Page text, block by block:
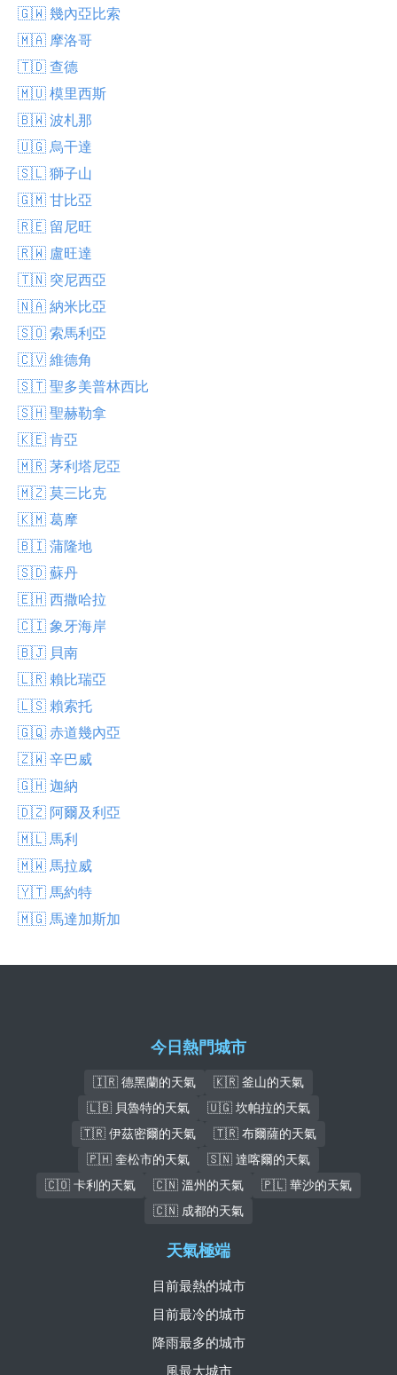
🇬🇼 幾內亞比索
🇲🇦 摩洛哥
🇹🇩 查德
🇲🇺 模里西斯
🇧🇼 波札那
🇺🇬 烏干達
🇸🇱 獅子山
🇬🇲 甘比亞
🇷🇪 留尼旺
🇷🇼 盧旺達
🇹🇳 突尼西亞
🇳🇦 納米比亞
🇸🇴 索馬利亞
🇨🇻 維德角
🇸🇹 聖多美普林西比
🇸🇭 聖赫勒拿
🇰🇪 肯亞
🇲🇷 茅利塔尼亞
🇲🇿 莫三比克
🇰🇲 葛摩
🇧🇮 蒲隆地
🇸🇩 蘇丹
🇪🇭 西撒哈拉
🇨🇮 象牙海岸
🇧🇯 貝南
🇱🇷 賴比瑞亞
🇱🇸 賴索托
🇬🇶 赤道幾內亞
🇿🇼 辛巴威
🇬🇭 迦納
🇩🇿 阿爾及利亞
🇲🇱 馬利
🇲🇼 馬拉威
🇾🇹 馬約特
🇲🇬 馬達加斯加
今日熱門城市
🇮🇷 德黑蘭的天氣
🇰🇷 釜山的天氣
🇱🇧 貝魯特的天氣
🇺🇬 坎帕拉的天氣
🇹🇷 伊茲密爾的天氣
🇹🇷 布爾薩的天氣
🇵🇭 奎松市的天氣
🇸🇳 達喀爾的天氣
🇨🇴 卡利的天氣
🇨🇳 溫州的天氣
🇵🇱 華沙的天氣
🇨🇳 成都的天氣
天氣極端
目前最熱的城市
目前最冷的城市
降雨最多的城市
風最大城市